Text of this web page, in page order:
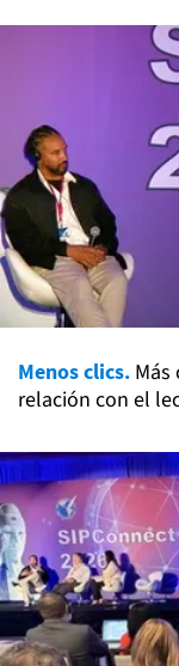
Menos clics.
relación con el